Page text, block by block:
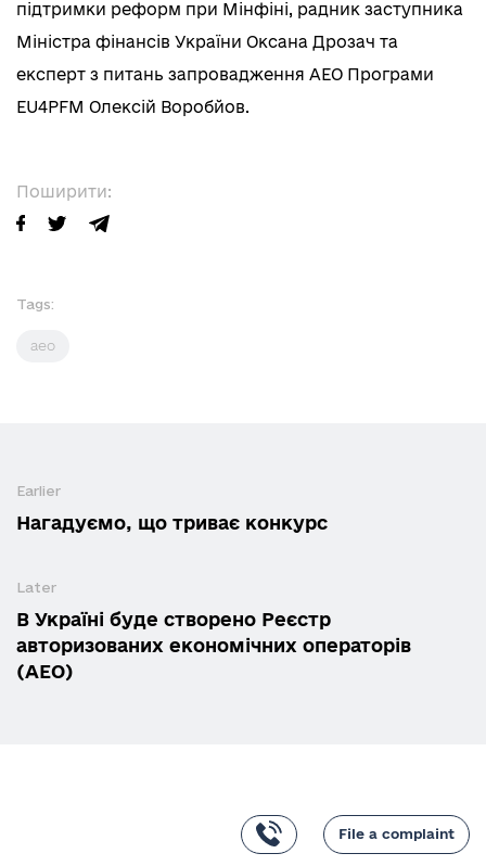
Поширити:
підтримки реформ при Мінфіні, радник заступника
Міністра фінансів України Оксана Дрозач та
експерт з питань запровадження АЕО Програми
EU4PFM Олексій Воробйов.
Tags:
аео
Earlier
Нагадуємо, що триває конкурс
Later
В Україні буде створено Реєстр
авторизованих економічних операторів
(АЕО)
File a complaint